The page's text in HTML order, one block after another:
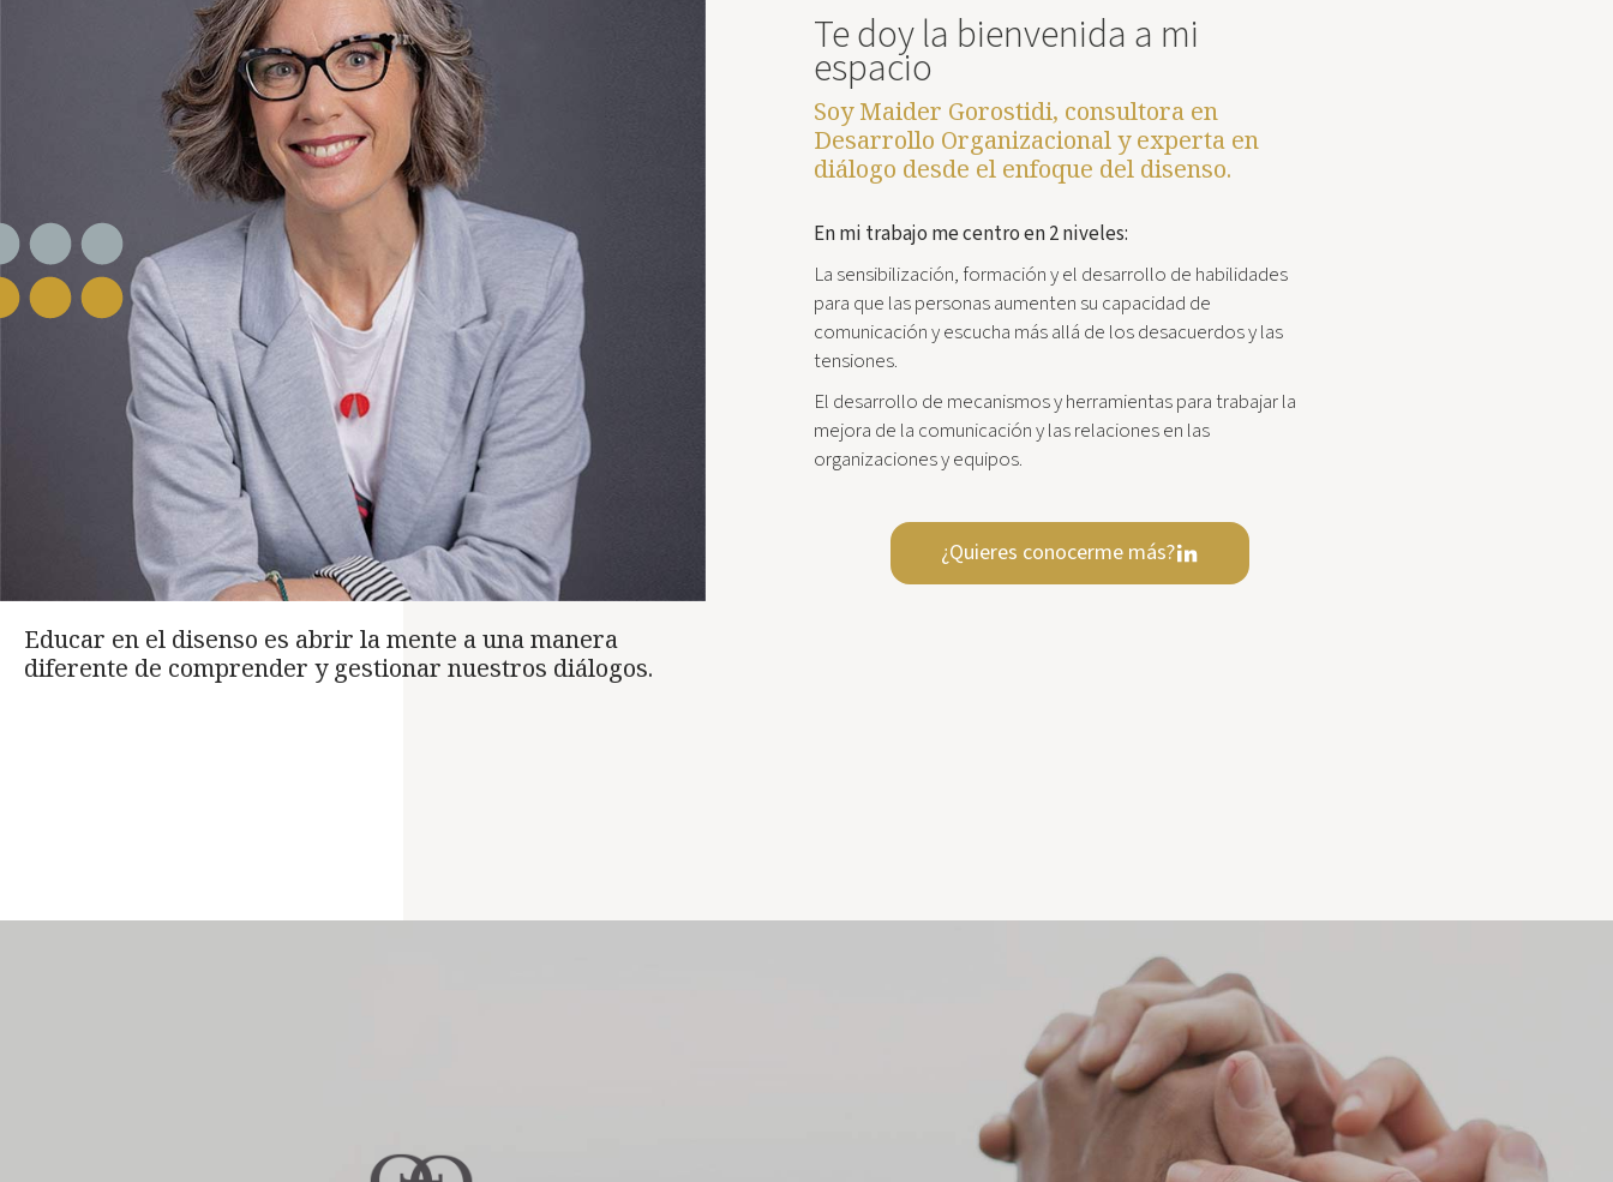
Educar en el disenso es abrir la mente a una manera
diferente de comprender y gestionar nuestros diálogos.
Te doy la bienvenida a mi
espacio
Soy Maider Gorostidi, consultora en
Desarrollo Organizacional y experta en
diálogo desde el enfoque del disenso.
En mi trabajo me centro en 2 niveles:
La sensibilización, formación y el desarrollo de habilidades
para que las personas aumenten su capacidad de
comunicación y escucha más allá de los desacuerdos y las
tensiones.
El desarrollo de mecanismos y herramientas para trabajar la
mejora de la comunicación y las relaciones en las
organizaciones y equipos.
¿Quieres conocerme más?